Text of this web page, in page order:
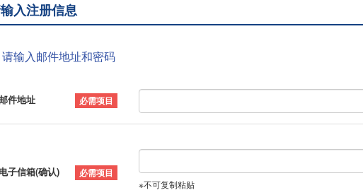
入注册信息
输入邮件地址和密码
件地址
电子信箱(确认)
※不可复制粘贴